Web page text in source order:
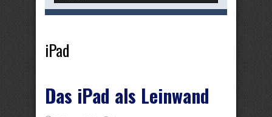
iPad
Das iPad als Leinwand